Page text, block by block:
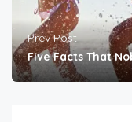
Prev Post
Five Facts That